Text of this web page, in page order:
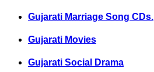
Gujarati Marriage Song CDs.
Gujarati Movies
Gujarati Social Drama